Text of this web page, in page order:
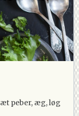
peber, æg, løg